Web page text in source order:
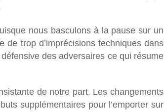
nous basculons à la pause sur un
trop d’imprécisions techniques dans
des adversaires ce qui résume
de notre part. Les changements
supplémentaires pour l’emporter sur